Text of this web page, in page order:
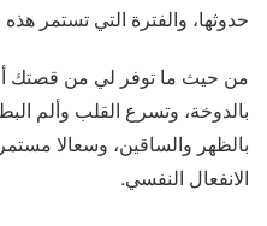
حدوثها، والفترة التي تستمر
من حيث ما توفر لي من قصتك
بالدوخة، وتسرع القلب وألم
بالظهر والساقين، وسعالا
الانفعال النفسي.